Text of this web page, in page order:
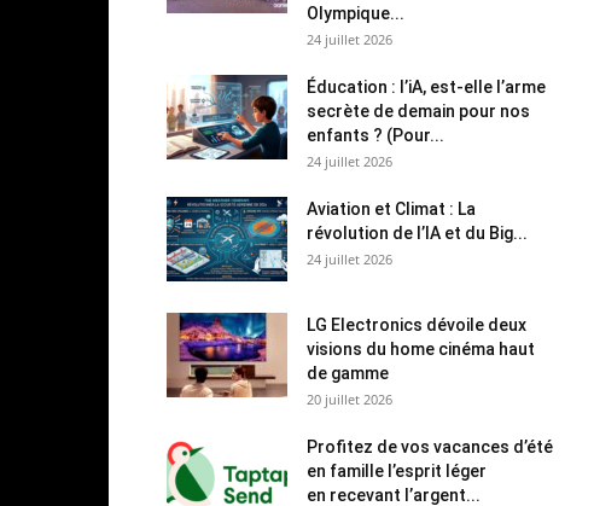
Olympique...
24 juillet 2026
Éducation : l’iA, est-elle l’arme
secrète de demain pour nos
enfants ? (Pour...
24 juillet 2026
Aviation et Climat : La
révolution de l’IA et du Big...
24 juillet 2026
LG Electronics dévoile deux
visions du home cinéma haut
de gamme
20 juillet 2026
Profitez de vos vacances d’été
en famille l’esprit léger
en recevant l’argent...